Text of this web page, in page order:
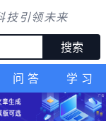
技引领未来
搜索
问答 学习